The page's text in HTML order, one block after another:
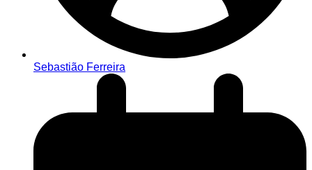
Sebastião Ferreira